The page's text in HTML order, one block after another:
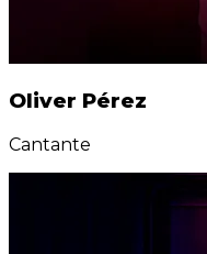
Oliver Pérez
Cantante